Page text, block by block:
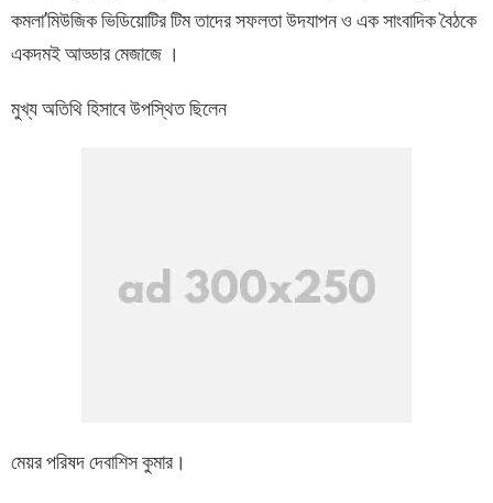
কমলা’মিউজিক ভিডিয়োটির টিম তাদের সফলতা উদযাপন ও এক সাংবাদিক বৈঠকে
একদমই আড্ডার মেজাজে ।
মুখ্য অতিথি হিসাবে উপস্থিত ছিলেন
মেয়র পরিষদ দেবাশিস কুমার।